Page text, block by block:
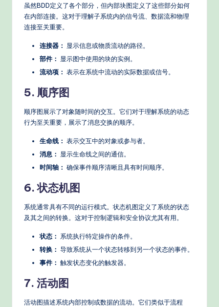
虽然BDD定义了各个部分，但内部块图定义了这些部分如何
在内部连接。这对于理解子系统内的信号流、数据流和物理
连接至关重要。
连接器： 显示信息或物质流动的路径。
部件： 显示图中使用的块的实例。
流动项： 表示在系统中流动的实际数据或信号。
5. 顺序图
顺序图展示了对象随时间的交互。它们对于理解系统的动态
行为至关重要，展示了消息交换的顺序。
生命线： 表示交互中的对象或参与者。
消息： 显示生命线之间的通信。
时间轴： 确保事件顺序清晰且具有时间顺序。
6. 状态机图
系统通常具有不同的运行模式。状态机图定义了系统的状态
及其之间的转换。这对于控制逻辑和安全协议尤其有用。
状态： 系统执行特定操作的条件。
转换： 导致系统从一个状态转移到另一个状态的事件。
事件： 触发状态变化的触发器。
7. 活动图
活动图描述系统内部控制或数据的流动。它们类似于流程